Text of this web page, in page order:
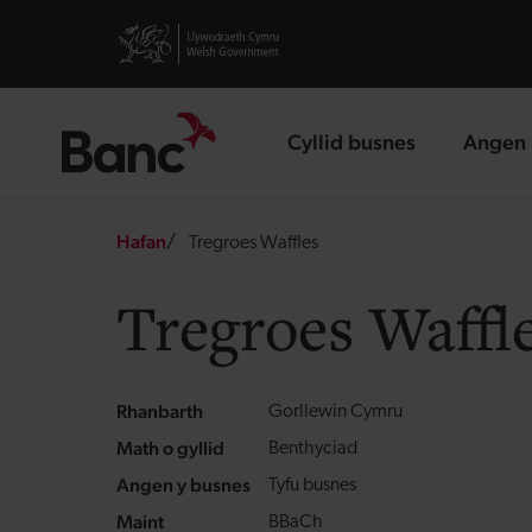
Visit gov.wales website
Cyllid busnes
landing page Angen
Breadcrumb
Hafan Tregroes Waffles
Tregroes
Rhanbarth Gorllewin Cymru
Math o gyllid Benthyciad
Angen y busnes Tyfu busnes
Maint BBaCh